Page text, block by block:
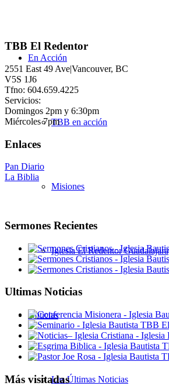
En Acción
TBB en acción
Misiones
Iglesia El Redentor Guadalajara
Noticias
Las Últimas Noticias
TBB El Redentor
2551 East 49 Ave|Vancouver, BC
V5S 1J6
Tfno: 604.659.4225
Servicios:
Domingos 2pm y 6:30pm
Miércoles 7pm
Enlaces
Pan Diario
La Biblia
Sermones Recientes
Ultimas Noticias
Más visitadas